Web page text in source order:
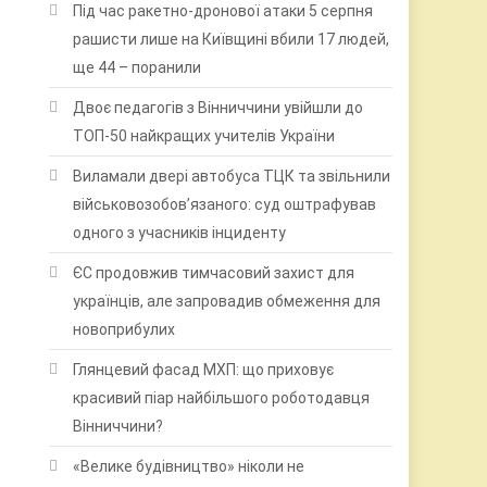
Під час ракетно-дронової атаки 5 серпня
рашисти лише на Київщині вбили 17 людей,
ще 44 – поранили
Двоє педагогів з Вінниччини увійшли до
ТОП-50 найкращих учителів України
Виламали двері автобуса ТЦК та звільнили
військовозобов’язаного: суд оштрафував
одного з учасників інциденту
ЄС продовжив тимчасовий захист для
українців, але запровадив обмеження для
новоприбулих
Глянцевий фасад МХП: що приховує
красивий піар найбільшого роботодавця
Вінниччини?
«Велике будівництво» ніколи не